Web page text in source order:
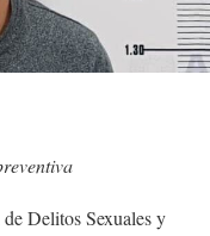
Delitos Sexuales y